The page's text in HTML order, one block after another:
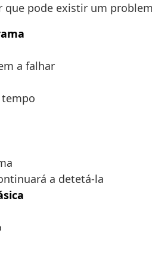
pode existir um
a falhar
a detetá-la